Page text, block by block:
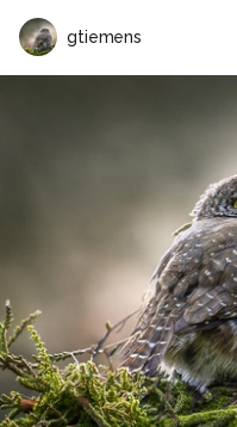
gtiemens